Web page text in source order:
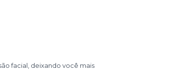
facial, deixando você mais